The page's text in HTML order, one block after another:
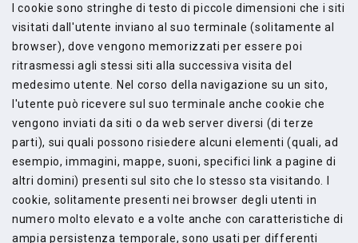
I cookie sono stringhe di testo di piccole dimensioni che i siti
visitati dall'utente inviano al suo terminale (solitamente al
browser), dove vengono memorizzati per essere poi
ritrasmessi agli stessi siti alla successiva visita del
medesimo utente. Nel corso della navigazione su un sito,
l'utente può ricevere sul suo terminale anche cookie che
vengono inviati da siti o da web server diversi (di terze
parti), sui quali possono risiedere alcuni elementi (quali, ad
esempio, immagini, mappe, suoni, specifici link a pagine di
altri domini) presenti sul sito che lo stesso sta visitando. I
cookie, solitamente presenti nei browser degli utenti in
numero molto elevato e a volte anche con caratteristiche di
ampia persistenza temporale, sono usati per differenti